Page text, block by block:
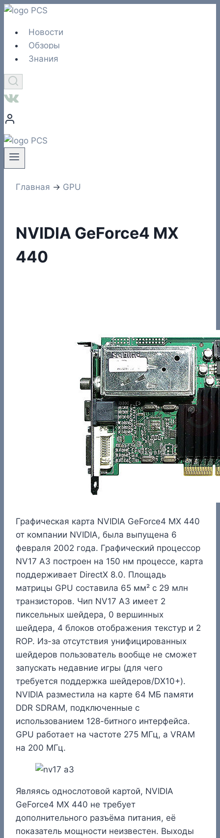
Перейти
содержимому
Новости
Обзоры
Знания
Главная → GPU
NVIDIA GeForce4 MX
440
Графическая карта NVIDIA GeForce4 MX 440
от компании NVIDIA, была выпущена 6
февраля 2002 года. Графический процессор
NV17 A3 построен на 150 нм процессе, карта
поддерживает DirectX 8.0. Площадь
матрицы GPU составила 65 мм² с 29 млн
транзисторов. Чип NV17 A3 имеет 2
пиксельных шейдера, 0 вершинных
шейдера, 4 блоков отображения текстур и 2
ROP. Из-за отсутствия унифицированных
шейдеров пользователь вообще не сможет
запускать недавние игры (для чего
требуется поддержка шейдеров/DX10+).
NVIDIA разместила на карте 64 МБ памяти
DDR SDRAM, подключенные с
использованием 128-битного интерфейса.
GPU работает на частоте 275 МГц, а VRAM
на 200 МГц.
Являясь однослотовой картой, NVIDIA
GeForce4 MX 440 не требует
дополнительного разъёма питания, её
показатель мощности неизвестен. Выходы